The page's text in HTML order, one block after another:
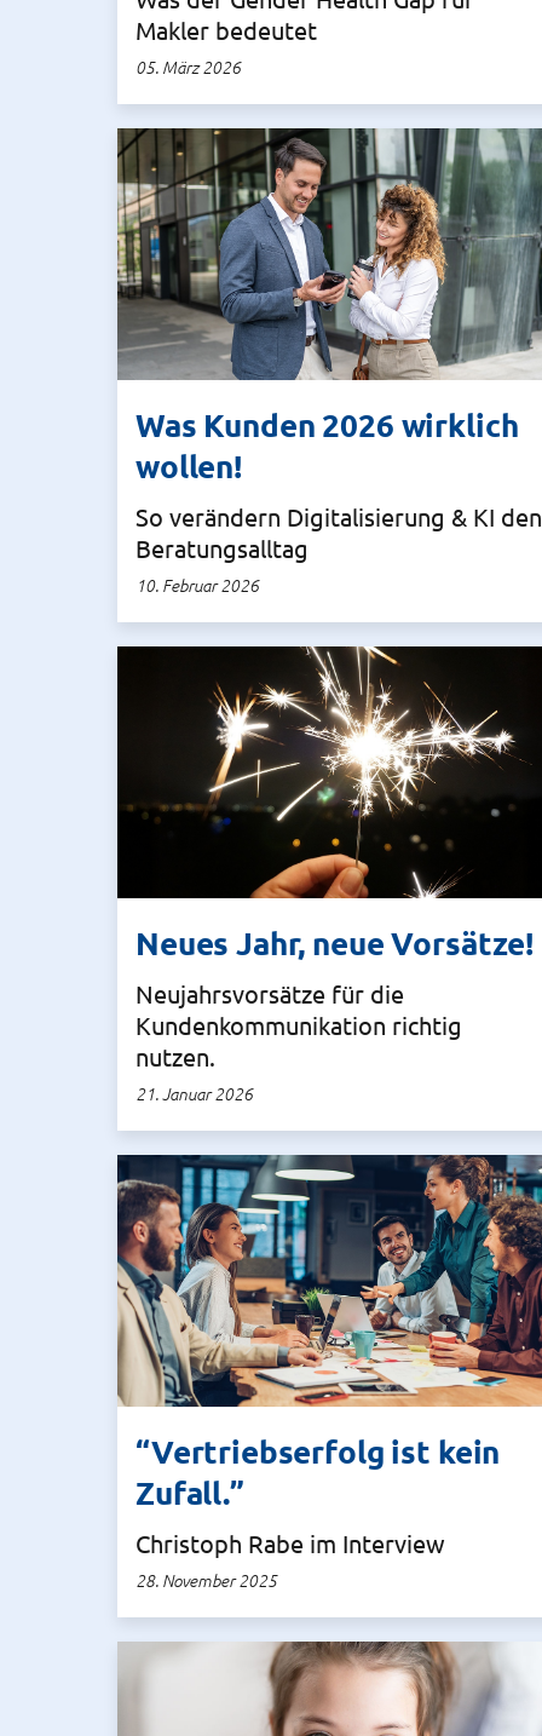
Makler bedeutet
05. März 2026
Was Kunden 2026 wirklich
wollen!
So verändern Digitalisierung & KI den
Beratungsalltag
10. Februar 2026
Neues Jahr, neue Vorsätze!
Neujahrsvorsätze für die
Kundenkommunikation richtig
nutzen.
21. Januar 2026
“Vertriebserfolg ist kein
Zufall.”
Christoph Rabe im Interview
28. November 2025